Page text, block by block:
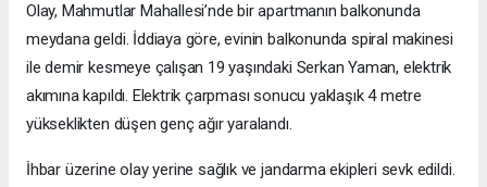
Olay, Mahmutlar Mahallesi’nde bir apartmanın balkonunda
meydana geldi. İddiaya göre, evinin balkonunda spiral makinesi
ile demir kesmeye çalışan 19 yaşındaki Serkan Yaman, elektrik
akımına kapıldı. Elektrik çarpması sonucu yaklaşık 4 metre
yükseklikten düşen genç ağır yaralandı.
İhbar üzerine olay yerine sağlık ve jandarma ekipleri sevk edildi.